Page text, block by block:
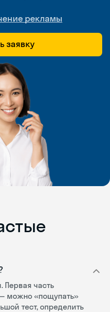
рекламы
заявку
Первая часть
можно «пощупать»
тест, определить